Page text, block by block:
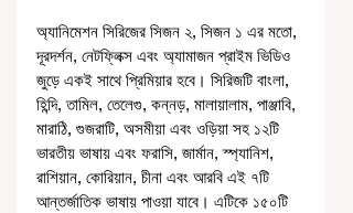
অ্যানিমেশন সিরিজের সিজন ২, সিজন ১ এর মতো,
দূরদর্শন, নেটফ্লিক্স এবং অ্যামাজন প্রাইম ভিডিও
জুড়ে একই সাথে প্রিমিয়ার হবে। সিরিজটি বাংলা,
হিন্দি, তামিল, তেলেগু, কন্নড়, মালায়ালাম, পাঞ্জাবি,
মারাঠি, গুজরাটি, অসমীয়া এবং ওড়িয়া সহ ১২টি
ভারতীয় ভাষায় এবং ফরাসি, জার্মান, স্প্যানিশ,
রাশিয়ান, কোরিয়ান, চীনা এবং আরবি এই ৭টি
আন্তর্জাতিক ভাষায় পাওয়া যাবে। এটিকে ১৫০টি